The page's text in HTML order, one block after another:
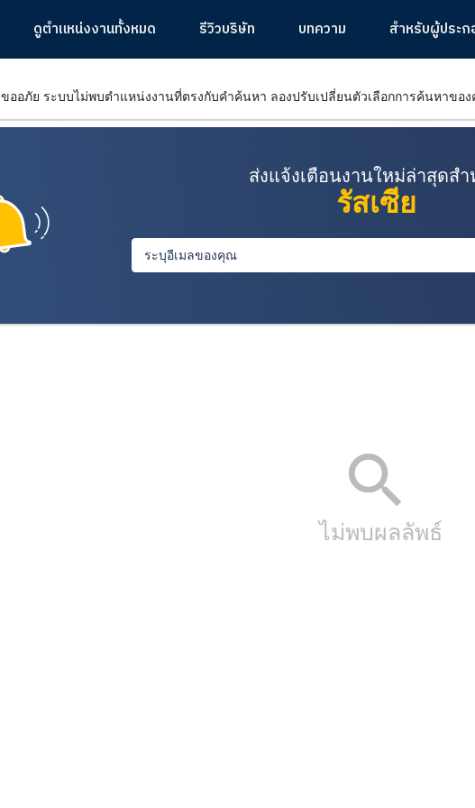
ดูตำแหน่งงานทั้งหมด รีวิวบริษัท บทความ สำหรับผู้ประ
ขออภัย ระบบไม่พบตำแหน่งงานที่ตรงกับคำค้นหา ลองปรับเปลี่ยนตัวเลือกการค้นหาขอ
ส่งแจ้งเตือนงานใหม่ล่าสุดสำ
รัสเซีย
search
ไม่พบผลลัพธ์